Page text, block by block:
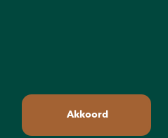
Akkoord